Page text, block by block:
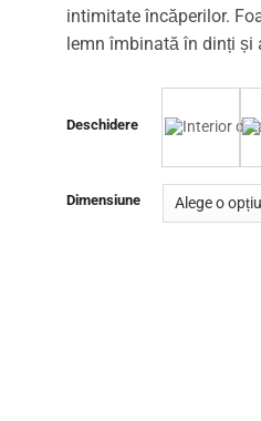
intimitate încăperilor.
lemn îmbinată în dinți și
Deschidere
Dimensiune